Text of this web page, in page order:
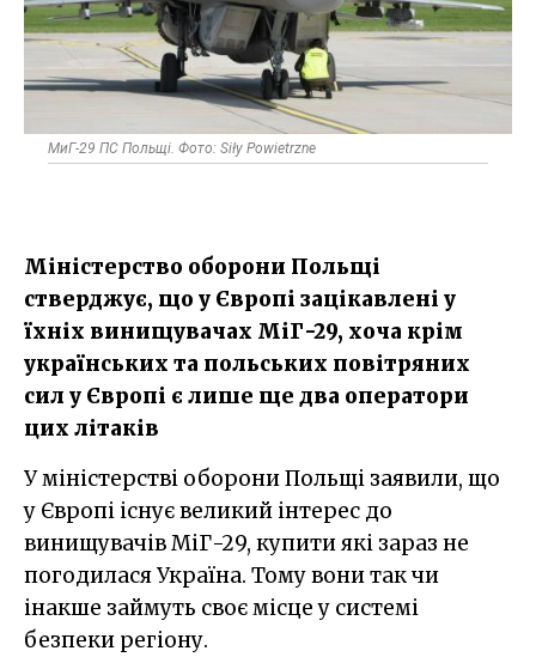
МиГ-29 ПС Польщі. Фото: Siły Powietrzne
Міністерство оборони Польщі
стверджує, що у Європі зацікавлені у
їхніх винищувачах МіГ-29, хоча крім
українських та польських повітряних
сил у Європі є лише ще два оператори
цих літаків
У міністерстві оборони Польщі заявили, що
у Європі існує великий інтерес до
винищувачів МіГ-29, купити які зараз не
погодилася Україна. Тому вони так чи
інакше займуть своє місце у системі
безпеки регіону.